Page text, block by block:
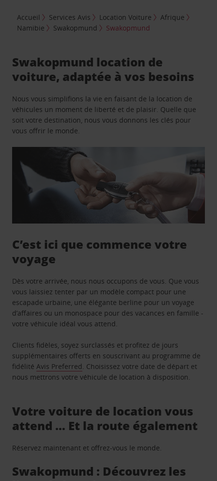
Accueil Services Avis Location Voiture
Afrique
Namibie
Swakopmund Swakopmund
Swakopmund location de
voiture, adaptée à vos besoins
Nous vous simplifions la vie en faisant de la location de
véhicules un moment de liberté et de plaisir. Quelle que
soit votre destination, nous vous donnons les clés pour
vous offrir le monde.
C’est ici que commence votre
voyage
Dès votre arrivée, nous nous occupons de vous. Que vous
vous laissiez tenter par un modèle compact pour une
escapade urbaine, une élégante berline pour un voyage
d’affaires ou un monospace pour des vacances en famille -
votre véhicule idéal vous attend.
Clients fidèles, soyez surclassés et profitez de jours
supplémentaires offerts en souscrivant au programme de
fidélitéAvis Preferred. Choisissez votre date de départ et
nous mettrons votre véhicule de location à disposition.
Votre voiture de location vous
attend … Et la route également
Réservez maintenant et offrez-vous le monde.
Swakopmund : Découvrez les